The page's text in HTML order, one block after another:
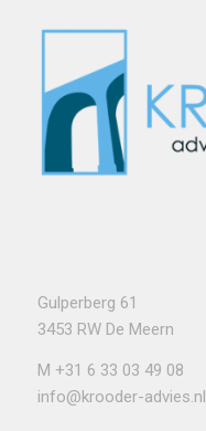
Gulperberg 61
3453 RW De Meern
M +31 6 33 03 49 08
info@krooder-advies.nl